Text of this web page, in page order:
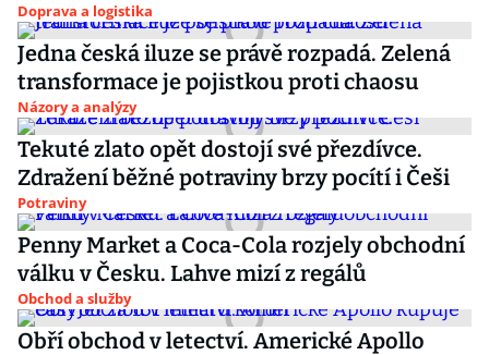
Doprava a logistika
Jedna česká iluze se právě rozpadá. Zelená
transformace je pojistkou proti chaosu
Názory a analýzy
Tekuté zlato opět dostojí své přezdívce.
Zdražení běžné potraviny brzy pocítí i Češi
Potraviny
Penny Market a Coca-Cola rozjely obchodní
válku v Česku. Lahve mizí z regálů
Obchod a služby
Obří obchod v letectví. Americké Apollo